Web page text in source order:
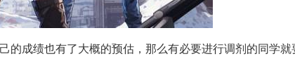
的成绩也有了大概的预估，那么有必要进行调剂的同学